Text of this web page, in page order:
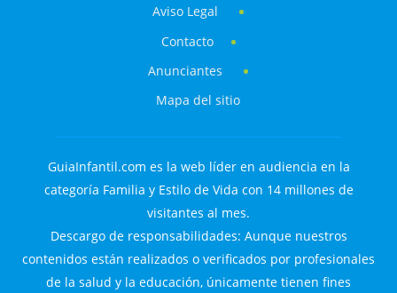
Aviso Legal
Contacto
Anunciantes
Mapa del sitio
GuiaInfantil.com es la web líder en audiencia en la
categoría Familia y Estilo de Vida con 14 millones de
visitantes al mes.
Descargo de responsabilidades: Aunque nuestros
contenidos están realizados o verificados por profesionales
de la salud y la educación, únicamente tienen fines